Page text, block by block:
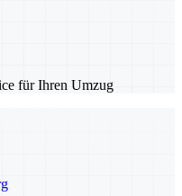
für Ihren Umzug